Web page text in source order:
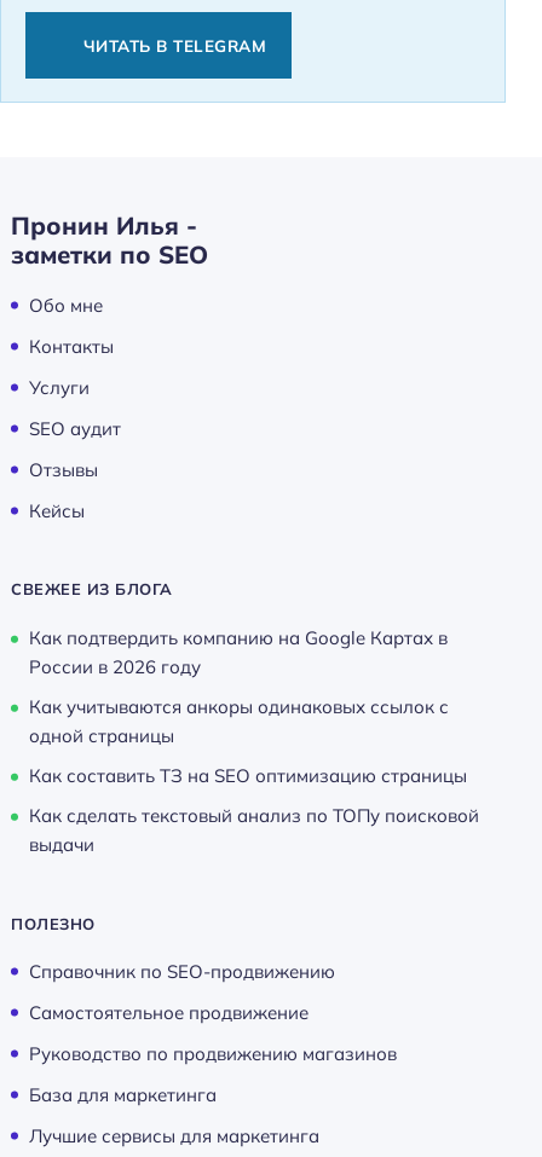
ЧИТАТЬ В TELEGRAM
Пронин Илья -
заметки по SEO
Обо мне
Контакты
Услуги
SEO аудит
Отзывы
Кейсы
СВЕЖЕЕ ИЗ БЛОГА
Как подтвердить компанию на Google Картах в
России в 2026 году
Как учитываются анкоры одинаковых ссылок с
одной страницы
Как составить ТЗ на SEO оптимизацию страницы
Как сделать текстовый анализ по ТОПу поисковой
выдачи
ПОЛЕЗНО
Справочник по SEO-продвижению
Самостоятельное продвижение
Руководство по продвижению магазинов
База для маркетинга
Лучшие сервисы для маркетинга